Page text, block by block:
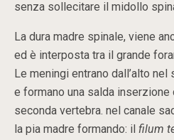
senza sollecitare il midollo
La dura madre spinale, viene
ed è interposta tra il grande
Le meningi entrano dall’alto nel
e formano una salda
seconda vertebra. nel canale
la pia madre formando: il filum